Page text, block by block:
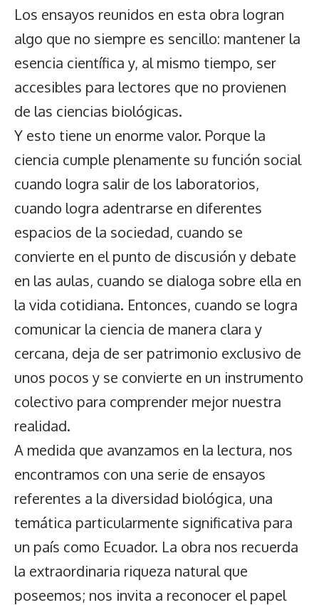
Los ensayos reunidos en esta obra logran
algo que no siempre es sencillo: mantener la
esencia científica y, al mismo tiempo, ser
accesibles para lectores que no provienen
de las ciencias biológicas.
Y esto tiene un enorme valor. Porque la
ciencia cumple plenamente su función social
cuando logra salir de los laboratorios,
cuando logra adentrarse en diferentes
espacios de la sociedad, cuando se
convierte en el punto de discusión y debate
en las aulas, cuando se dialoga sobre ella en
la vida cotidiana. Entonces, cuando se logra
comunicar la ciencia de manera clara y
cercana, deja de ser patrimonio exclusivo de
unos pocos y se convierte en un instrumento
colectivo para comprender mejor nuestra
realidad.
A medida que avanzamos en la lectura, nos
encontramos con una serie de ensayos
referentes a la diversidad biológica, una
temática particularmente significativa para
un país como Ecuador. La obra nos recuerda
la extraordinaria riqueza natural que
poseemos; nos invita a reconocer el papel